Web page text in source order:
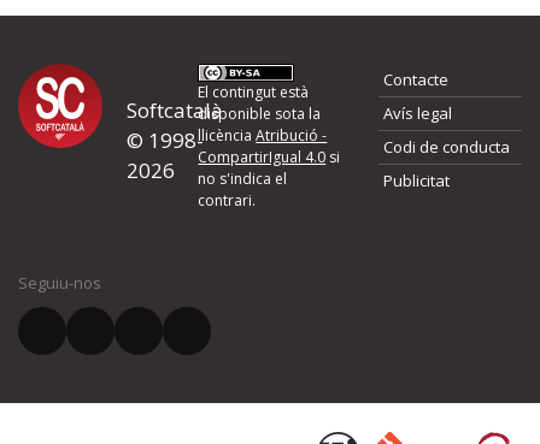
Proposeu-nos millores o
d'errors
Si heu trobat un error o voleu proposar alguna millora, ompliu els
quina és la millora que proposeu o l'error del qual voleu informar-
El vostre correu electrònic *
Softcatalà
© 1998-
2026
El contingut està
disponible sota la
llicènciaAtribució -
CompartirIgual 4.0 si
no s'indica el
contrari.
Contacte
Avís legal
Codi de conducta
Publicitat
Seguiu-nos